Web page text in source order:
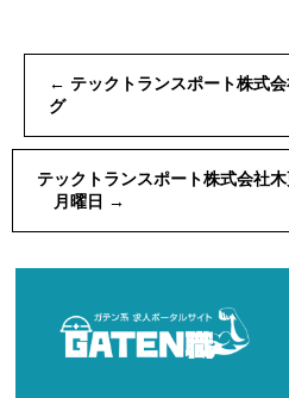
← テックトランスポート株式
グ
テックトランスポート株式会社
月曜日 →